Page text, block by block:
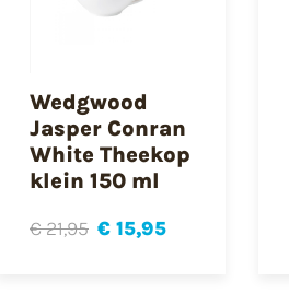
Wedgwood
Jasper Conran
White Theekop
klein 150 ml
€ 21,95 € 15,95